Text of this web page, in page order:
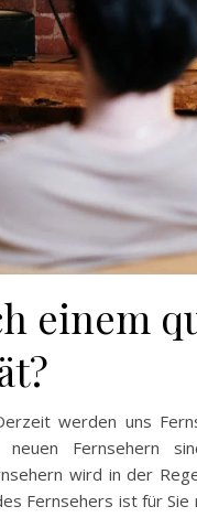
einem
werden uns
Fernsehern
wird in der
Fernsehers ist für